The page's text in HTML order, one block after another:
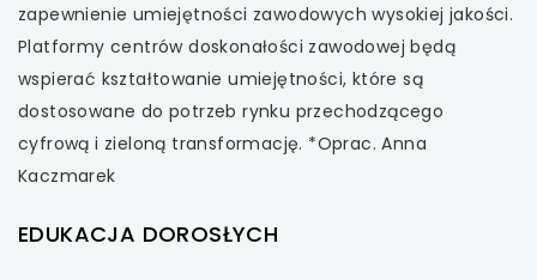
zapewnienie umiejętności zawodowych wysokiej jakości.
Platformy centrów doskonałości zawodowej będą
wspierać kształtowanie umiejętności, które są
dostosowane do potrzeb rynku przechodzącego
cyfrową i zieloną transformację. *Oprac. Anna
Kaczmarek
EDUKACJA DOROSŁYCH